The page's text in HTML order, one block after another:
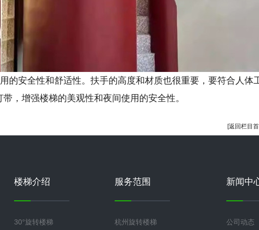
安全性和舒适性。扶手的高度和材质也很重要，要符合人体
，增强楼梯的美观性和夜间使用的安全性。
[返回栏目
楼梯介绍
30°旋转楼梯
服务范围
杭州旋转楼梯
新闻中
公司动态